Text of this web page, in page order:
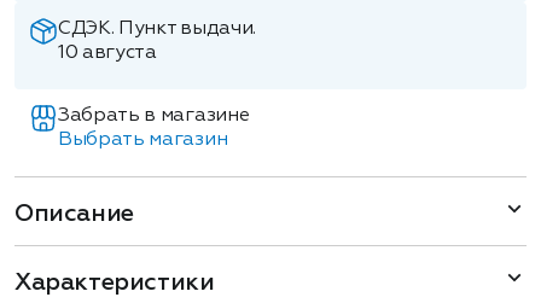
СДЭК. Пункт выдачи.
10 августа
Забрать в магазине
Выбрать магазин
Описание
Характеристики